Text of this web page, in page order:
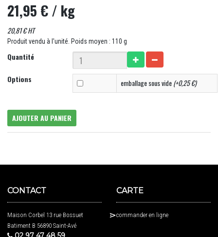
21,95 €/ kg
20,81 € HT
Produit vendu à l'unité. Poids moyen : 110 g
Quantité
Options emballage sous vide(+0,25 €)
AJOUTER AU PANIER
CONTACT
Maison Corbel 13 rue Bossuet
Batiment B 56890 Saint-Avé
CARTE
commander en ligne